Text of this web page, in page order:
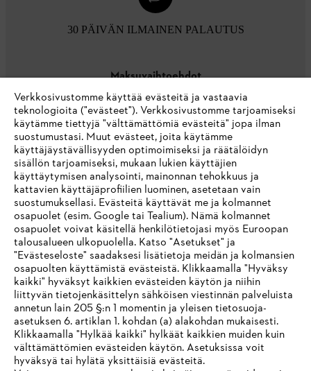
30 PÄIVÄN ILMAINEN PALAUTUS
Maksuvaihtoehdot
Yritys
STIHL FAQ
Palvelut
IHR BROWSER WIRD NICHT
UNTERSTÜTZT
Sie nutzen einen Browser, den wir noch nicht unterstützen. Für
Verkkosivustomme käyttää evästeitä ja vastaavia
teknologioita ("evästeet"). Verkkosivustomme tarjoamiseksi
käytämme tiettyjä "välttämättömiä evästeitä" jopa ilman
suostumustasi. Muut evästeet, joita käytämme
käyttäjäystävällisyyden optimoimiseksi ja räätälöidyn
sisällön tarjoamiseksi, mukaan lukien käyttäjien
käyttäytymisen analysointi, mainonnan tehokkuus ja
kattavien käyttäjäprofiilien luominen, asetetaan vain
suostumuksellasi. Evästeitä käyttävät me ja kolmannet
osapuolet (esim. Google tai Tealium). Nämä kolmannet
osapuolet voivat käsitellä henkilötietojasi myös Euroopan
talousalueen ulkopuolella. Katso "Asetukset" ja
"Evästeseloste" saadaksesi lisätietoja meidän ja kolmansien
osapuolten käyttämistä evästeistä. Klikkaamalla "Hyväksy
kaikki" hyväksyt kaikkien evästeiden käytön ja niihin
liittyvän tietojenkäsittelyn sähköisen viestinnän palveluista
annetun lain 205 §:n 1 momentin ja yleisen tietosuoja-
asetuksen 6. artiklan 1. kohdan (a) alakohdan mukaisesti.
Klikkaamalla "Hylkää kaikki" hylkäät kaikkien muiden kuin
välttämättömien evästeiden käytön. Asetuksissa voit
hyväksyä tai hylätä yksittäisiä evästeitä.